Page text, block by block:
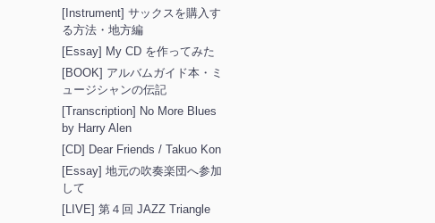
[Instrument] サックスを購入す
る方法・地方編
[Essay] My CD を作ってみた
[BOOK] アルバムガイド本・ミ
ュージシャンの伝記
[Transcription] No More Blues
by Harry Alen
[CD] Dear Friends / Takuo Kon
[Essay] 地元の吹奏楽団へ参加
して
[LIVE] 第４回 JAZZ Triangle